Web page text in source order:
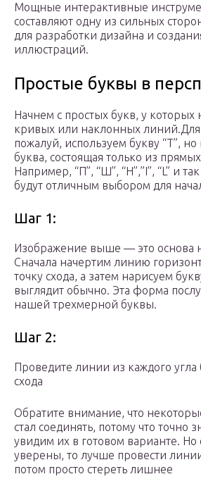
Мощные интерактивные
составляют одну из сильных
для разработки дизайна и
иллюстраций.
Простые буквы в
Начнем с простых букв, у которых
кривых или наклонных
пожалуй, используем букву “Т”,
буква, состоящая только из
Например, “П”, “Ш”, “Н”,”I”, “L” и
будут отличным выбором для
Шаг 1:
Изображение выше — это основа
Сначала начертим линию
точку схода, а затем нарисуем
выглядит обычно. Эта форма
нашей трехмерной буквы.
Шаг 2:
Проведите линии из каждого угла
схода
Обратите внимание, что
стал соединять, потому что точно
увидим их в готовом варианте. Но
уверены, то лучше провести
потом просто стереть лишнее